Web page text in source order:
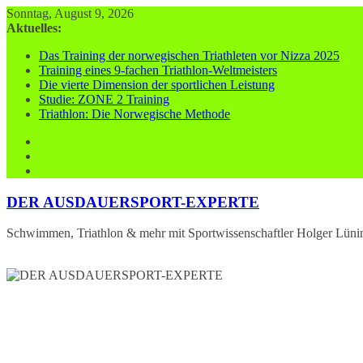
Zum
Inhalt
Sonntag, August 9, 2026
Aktuelles:
Das Training der norwegischen Triathleten vor Nizza 2025
Training eines 9-fachen Triathlon-Weltmeisters
Die vierte Dimension der sportlichen Leistung
Studie: ZONE 2 Training
Triathlon: Die Norwegische Methode
DER AUSDAUERSPORT-EXPERTE
Schwimmen, Triathlon & mehr mit Sportwissenschaftler Holger